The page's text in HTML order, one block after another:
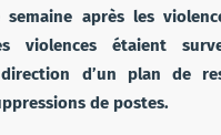
après les
violences étaient
d’un plan de
de postes.